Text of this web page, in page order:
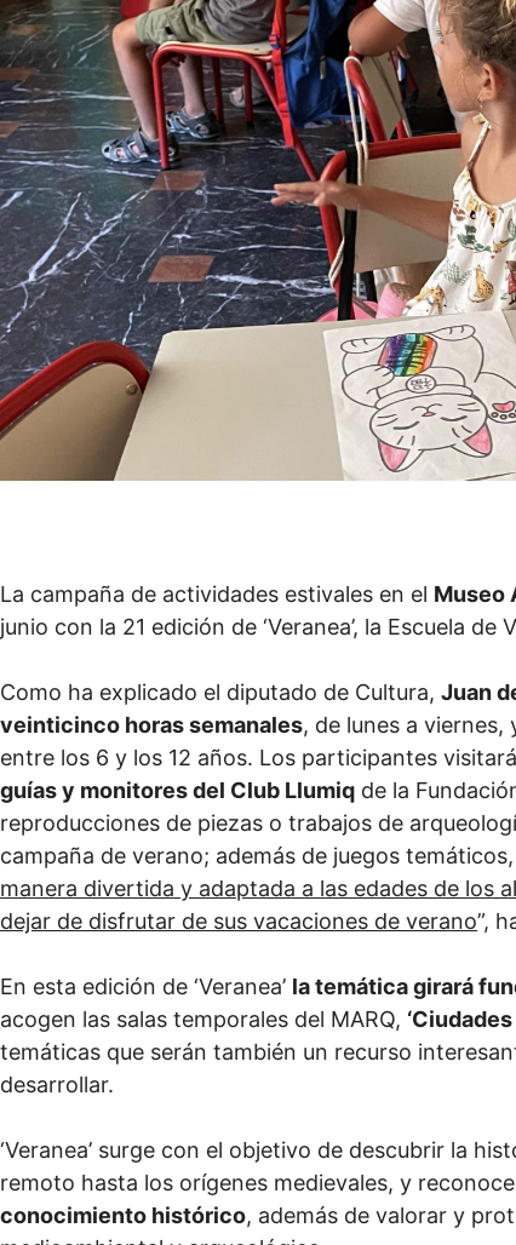
La campaña de actividades estivales en el Museo
junio con la 21 edición de ‘Veranea’, la Escuela de
Como ha explicado el diputado de Cultura, Juan
veinticinco horas semanales, de lunes a
entre los 6 y los 12 años. Los participantes
guías y monitores del Club Llumiq de la
reproducciones de piezas o trabajos de
campaña de verano; además de juegos
manera divertida y adaptada a las edades de los
dejar de disfrutar de sus vacaciones de verano”,
En esta edición de ‘Veranea’ la temática girará
acogen las salas temporales del MARQ, ‘Ciudades
temáticas que serán también un recurso
desarrollar.
‘Veranea’ surge con el objetivo de descubrir la
remoto hasta los orígenes medievales, y
conocimiento histórico, además de valorar y